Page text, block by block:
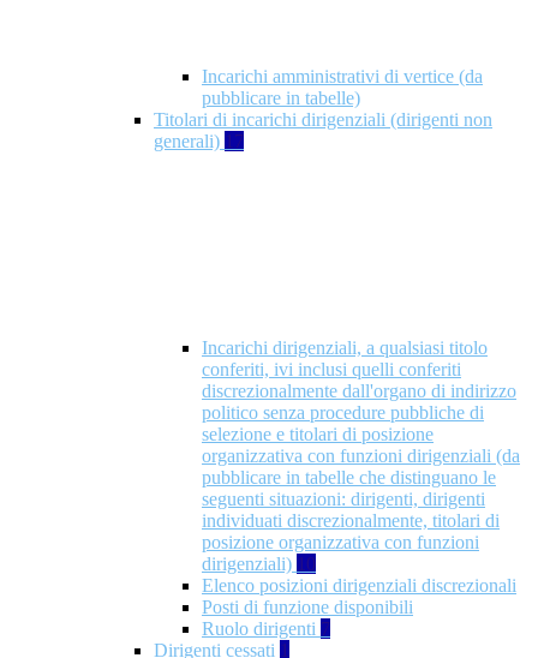
Incarichi amministrativi di vertice (da
pubblicare in tabelle)
Titolari di incarichi dirigenziali (dirigenti non
generali) 17
Incarichi dirigenziali, a qualsiasi titolo
conferiti, ivi inclusi quelli conferiti
discrezionalmente dall'organo di indirizzo
politico senza procedure pubbliche di
selezione e titolari di posizione
organizzativa con funzioni dirigenziali (da
pubblicare in tabelle che distinguano le
seguenti situazioni: dirigenti, dirigenti
individuati discrezionalmente, titolari di
posizione organizzativa con funzioni
dirigenziali) 10
Elenco posizioni dirigenziali discrezionali
Posti di funzione disponibili
Ruolo dirigenti 7
Dirigenti cessati 1